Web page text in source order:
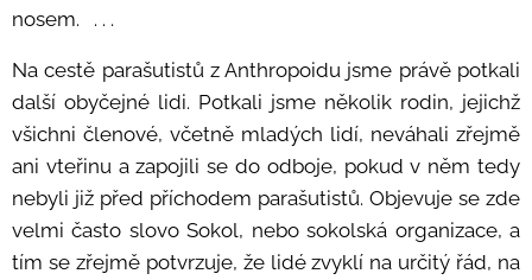
nosem. . . .
Na cestě parašutistů z Anthropoidu jsme právě potkali
další obyčejné lidi. Potkali jsme několik rodin, jejichž
všichni členové, včetně mladých lidí, neváhali zřejmě
ani vteřinu a zapojili se do odboje, pokud v něm tedy
nebyli již před příchodem parašutistů. Objevuje se zde
velmi často slovo Sokol, nebo sokolská organizace, a
tím se zřejmě potvrzuje, že lidé zvyklí na určitý řád, na